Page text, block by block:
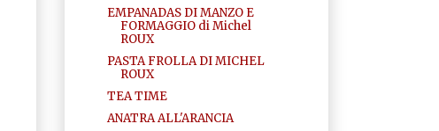
EMPANADAS DI MANZO E
FORMAGGIO di Michel
ROUX
PASTA FROLLA DI MICHEL
ROUX
TEA TIME
ANATRA ALL'ARANCIA